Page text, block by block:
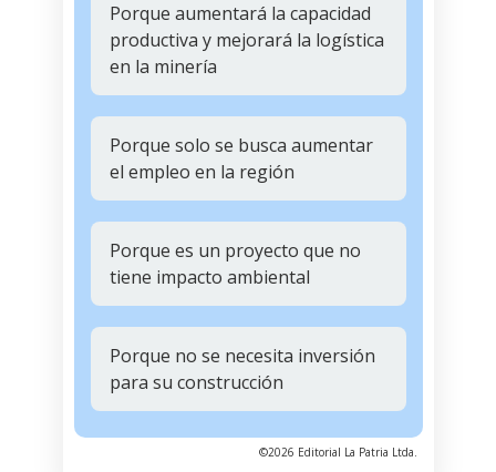
Porque aumentará la capacidad
productiva y mejorará la logística
en la minería
Porque solo se busca aumentar
el empleo en la región
Porque es un proyecto que no
tiene impacto ambiental
Porque no se necesita inversión
para su construcción
©2026 Editorial La Patria Ltda.